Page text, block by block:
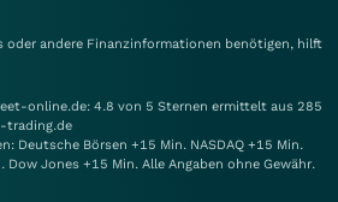
oder andere Finanzinformationen benötigen, hilft
online.de: 4.8 von 5 Sternen ermittelt aus 285
trading.de
Deutsche Börsen +15 Min. NASDAQ +15 Min.
Dow Jones +15 Min. Alle Angaben ohne Gewähr.